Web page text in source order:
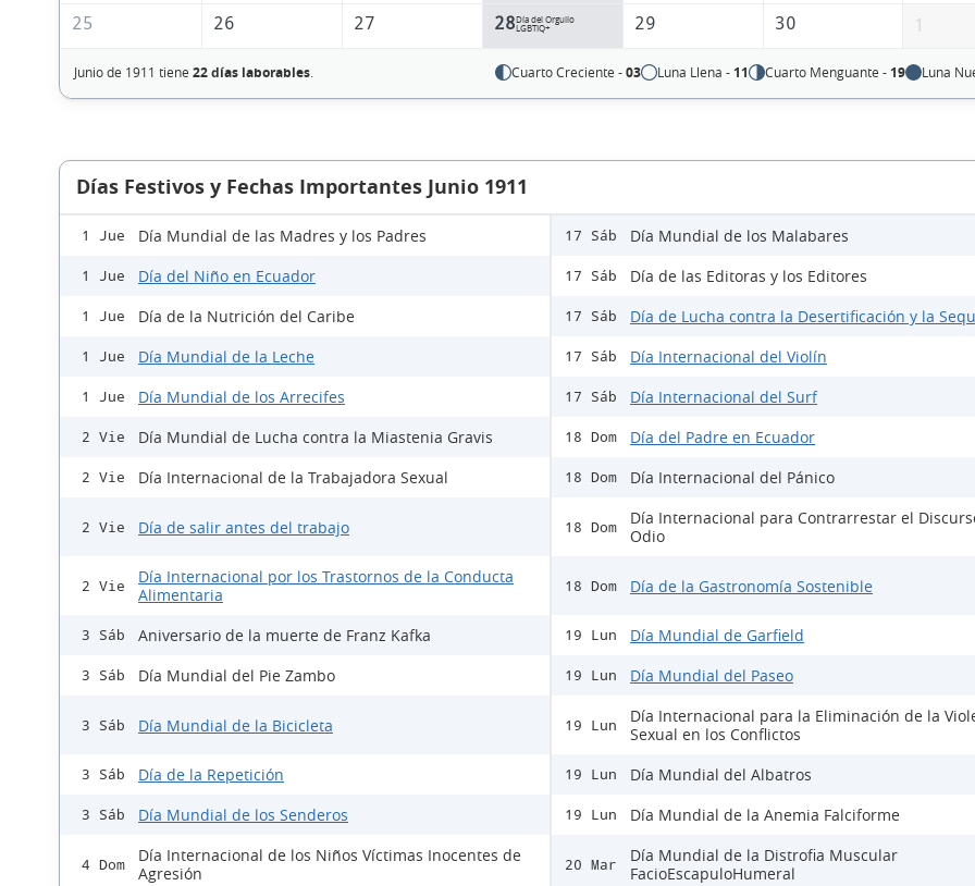
25
26 27 28Día del Orgullo
LGBTIQ+
29 30 1
Junio de 1911 tiene 22 días laborables. Cuarto Creciente -03 Luna Llena - 11 Cuarto Menguante - 19 Luna
Días Festivos y Fechas Importantes Junio 1911
1 Jue Día Mundial de las Madres y los Padres
1 Jue Día del Niño en Ecuador
1 Jue Día de la Nutrición del Caribe
1 Jue Día Mundial de la Leche
1 Jue Día Mundial de los Arrecifes
2 Vie Día Mundial de Lucha contra la Miastenia Gravis
2 Vie Día Internacional de la Trabajadora Sexual
2 Vie Día de salir antes del trabajo
2 Vie
Día Internacional por los Trastornos de la Conducta
Alimentaria
3 Sáb Aniversario de la muerte de Franz Kafka
3 Sáb Día Mundial del Pie Zambo
3 Sáb Día Mundial de la Bicicleta
3 Sáb Día de la Repetición
3 Sáb Día Mundial de los Senderos
4 Dom
Día Internacional de los Niños Víctimas Inocentes de
Agresión
17 Sáb Día Mundial de los Malabares
17 Sáb Día de las Editoras y los Editores
17 Sáb Día de Lucha contra la Desertificación y la
17 Sáb Día Internacional del Violín
17 Sáb Día Internacional del Surf
18 Dom Día del Padre en Ecuador
18 Dom Día Internacional del Pánico
18 Dom
Día Internacional para Contrarrestar el
Odio
18 Dom Día de la Gastronomía Sostenible
19 Lun Día Mundial de Garfield
19 Lun Día Mundial del Paseo
19 Lun
Día Internacional para la Eliminación de la
Sexual en los Conflictos
19 Lun Día Mundial del Albatros
19 Lun Día Mundial de la Anemia Falciforme
20 Mar
Día Mundial de la Distrofia Muscular
FacioEscapuloHumeral